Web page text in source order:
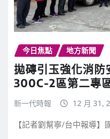
今日焦點 地方新聞
拋磚引玉強化消
300C-2區第二專
新一代時報 12 月 31,
【記者劉幫寧/台中報導